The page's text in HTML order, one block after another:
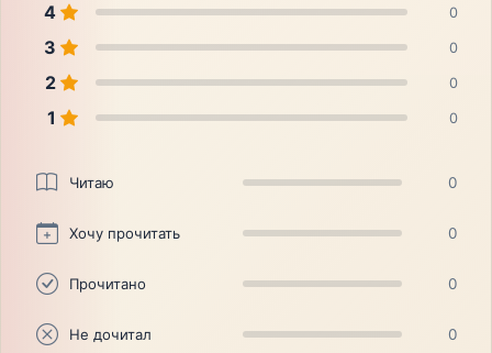
4 0
3 0
2 0
1 0
Читаю 0
Хочу прочитать 0
Прочитано 0
Не дочитал 0